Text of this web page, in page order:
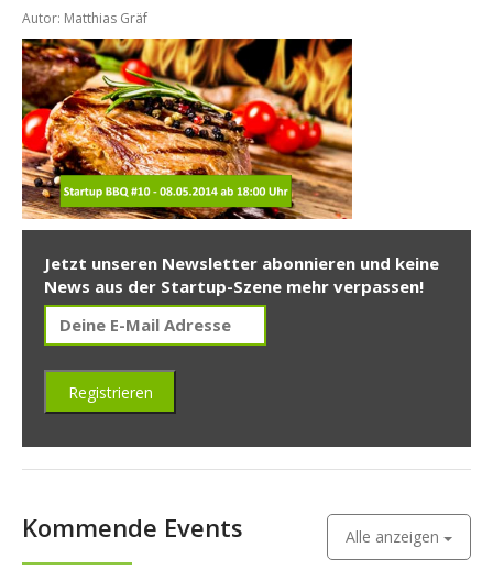
Autor: Matthias Gräf
Jetzt unseren Newsletter abonnieren und keine
News aus der Startup-Szene mehr verpassen!
Kommende Events Alle anzeigen